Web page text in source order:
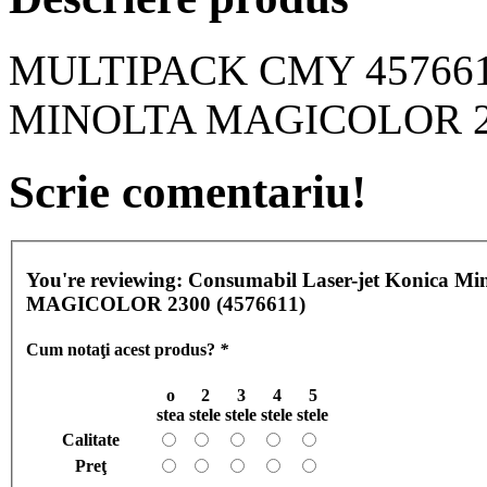
MULTIPACK CMY
MINOLTA MAGICOLOR
Scrie comentariu!
You're reviewing: Consumabil Laser-jet Konica
MAGICOLOR 2300 (4576611)
Cum notaţi acest produs? *
o
stea
2
stele
3
stele
4
stele
5
stele
Calitate
Preţ